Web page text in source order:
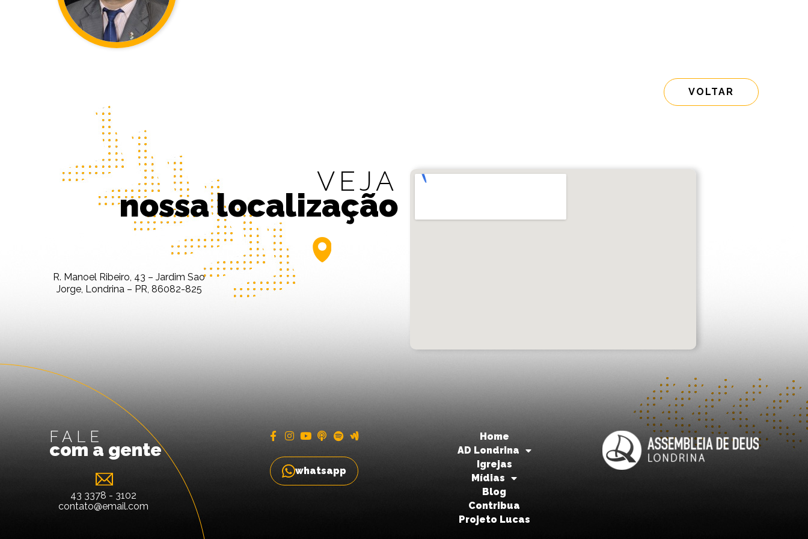
VOLTAR
VEJA
nossa localização
R. Manoel Ribeiro, 43 – Jardim Sao
Jorge, Londrina – PR, 86082-825
FALE
com a gente
43 3378 - 3102
contato@email.com
whatsapp
Home
AD Londrina
Igrejas
Mídias
Blog
Contribua
Projeto Lucas